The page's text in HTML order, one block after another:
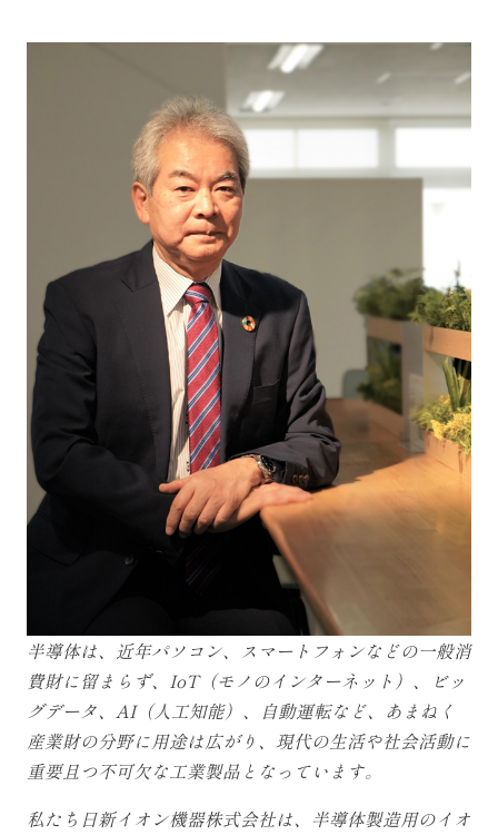
半導体は、近年パソコン、スマートフォンなどの一般消
費財に留まらず、IoT（モノのインターネット）、ビッ
グデータ、AI（人工知能）、自動運転など、あまねく
産業財の分野に用途は広がり、現代の生活や社会活動に
重要且つ不可欠な工業製品となっています。
私たち日新イオン機器株式会社は、半導体製造用のイオ